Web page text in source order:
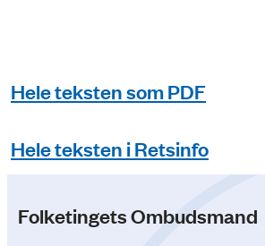
Hele teksten som PDF
Hele teksten i Retsinfo
Folketingets Ombudsmand